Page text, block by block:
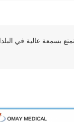
بسمعة عالية في